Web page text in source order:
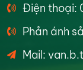
Điện thoại:
Phản ánh
Mail: